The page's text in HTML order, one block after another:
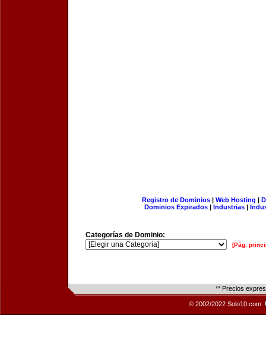
Registro de Dominios| Web Hosting |
Dominios Expirados | Industrias |
Categorías de Dominio:
[Pág.
** Precios
© 2002/2022 Solo10.com